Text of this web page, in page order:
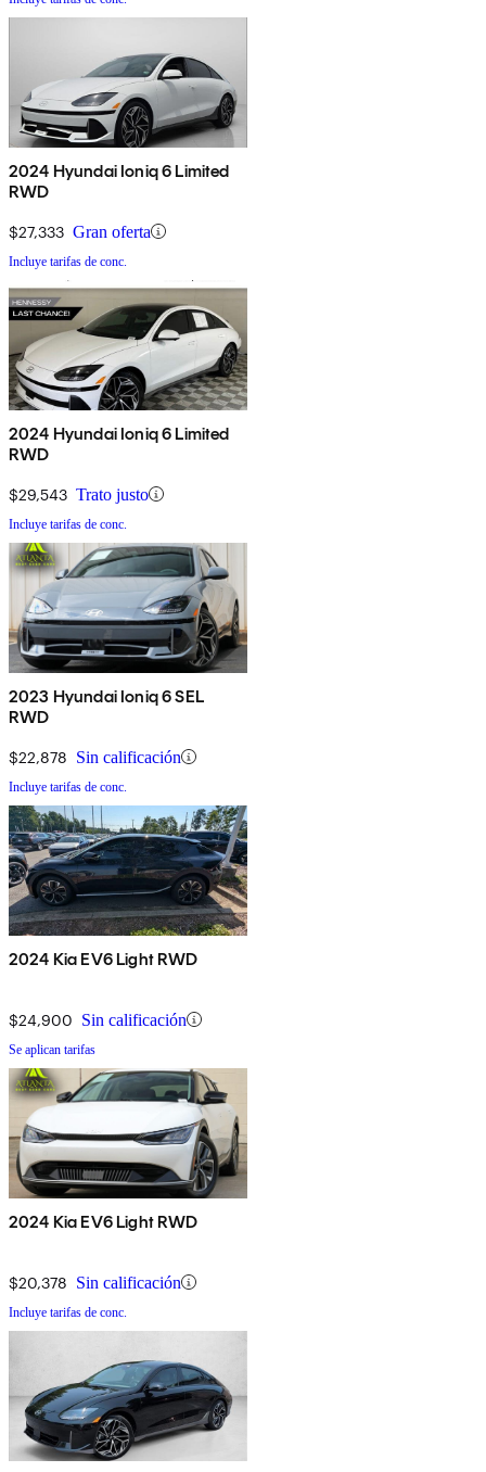
2024 Hyundai Ioniq 6 Limited
RWD
$27,333 Gran oferta
Incluye tarifas de conc.
2024 Hyundai Ioniq 6 Limited
RWD
$29,543 Trato justo
Incluye tarifas de conc.
2023 Hyundai Ioniq 6 SEL
RWD
$22,878 Sin calificación
Incluye tarifas de conc.
2024 Kia EV6 Light RWD
$24,900 Sin calificación
Se aplican tarifas
2024 Kia EV6 Light RWD
$20,378 Sin calificación
Incluye tarifas de conc.